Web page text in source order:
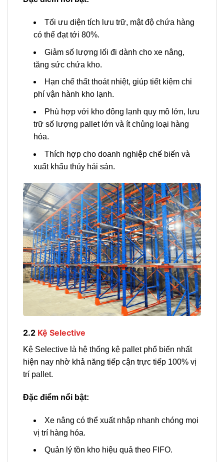
Tối ưu diện tích lưu trữ, mật độ chứa hàng
có thể đạt tới 80%.
Giảm số lượng lối đi dành cho xe nâng,
tăng sức chứa kho.
Hạn chế thất thoát nhiệt, giúp tiết kiệm chi
phí vận hành kho lạnh.
Phù hợp với kho đông lạnh quy mô lớn, lưu
trữ số lượng pallet lớn và ít chủng loại hàng
hóa.
Thích hợp cho doanh nghiệp chế biến và
xuất khẩu thủy hải sản.
2.2 Kệ Selective
Kệ Selective là hệ thống kệ pallet phổ biến nhất
hiện nay nhờ khả năng tiếp cận trực tiếp 100% vị
trí pallet.
Đặc điểm nổi bật:
Xe nâng có thể xuất nhập nhanh chóng mọi
vị trí hàng hóa.
Quản lý tồn kho hiệu quả theo FIFO.